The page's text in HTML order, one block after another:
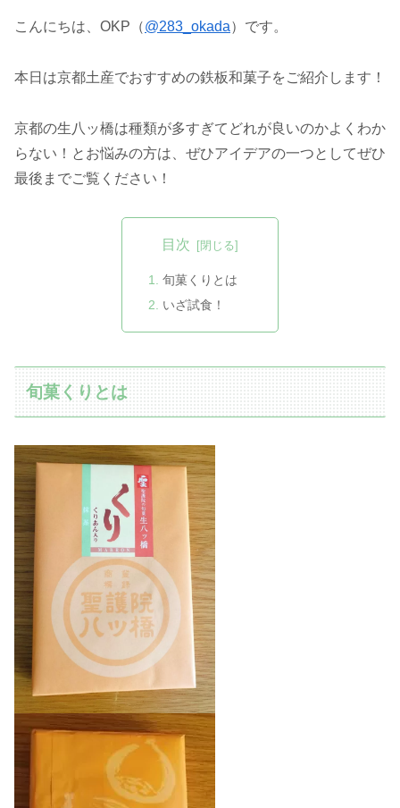
こんにちは、OKP（@283_okada）です。
本日は京都土産でおすすめの鉄板和菓子をご紹介します！
京都の生八ッ橋は種類が多すぎてどれが良いのかよくわか
らない！とお悩みの方は、ぜひアイデアの一つとしてぜひ
最後までご覧ください！
目次
旬菓くりとは
いざ試食！
旬菓くりとは